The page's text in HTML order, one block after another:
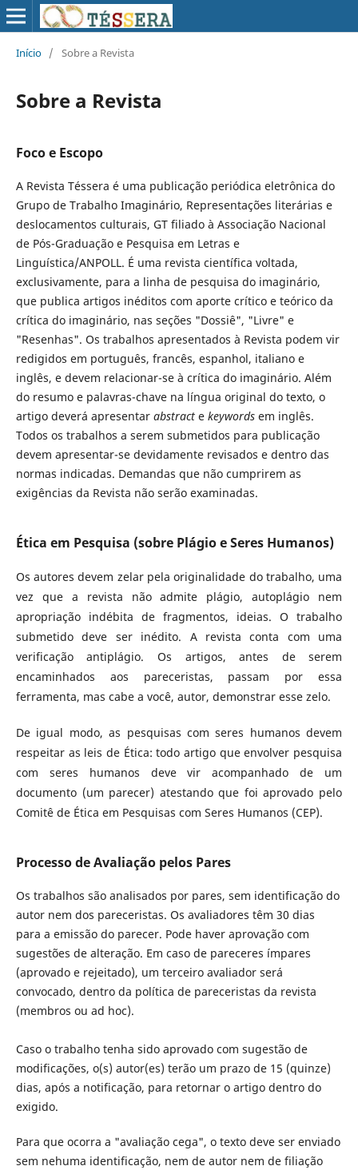
Início / Sobre a Revista
Sobre a Revista
Foco e Escopo
A Revista Téssera é uma publicação periódica eletrônica do
Grupo de Trabalho Imaginário, Representações literárias e
deslocamentos culturais, GT filiado à Associação Nacional
de Pós-Graduação e Pesquisa em Letras e
Linguística/ANPOLL. É uma revista científica voltada,
exclusivamente, para a linha de pesquisa do imaginário,
que publica artigos inéditos com aporte crítico e teórico da
crítica do imaginário, nas seções "Dossiê", "Livre" e
"Resenhas". Os trabalhos apresentados à Revista podem vir
redigidos em português, francês, espanhol, italiano e
inglês, e devem relacionar-se à crítica do imaginário. Além
do resumo e palavras-chave na língua original do texto, o
artigo deverá apresentar abstracte keywordsem inglês.
Todos os trabalhos a serem submetidos para publicação
devem apresentar-se devidamente revisados e dentro das
normas indicadas. Demandas que não cumprirem as
exigências da Revista não serão examinadas.
Ética em Pesquisa (sobre Plágio e Seres Humanos)
Os autores devem zelar pela originalidade do trabalho, uma
vez que a revista não admite plágio, autoplágio nem
apropriação indébita de fragmentos, ideias. O trabalho
submetido deve ser inédito. A revista conta com uma
verificação antiplágio. Os artigos, antes de serem
encaminhados aos pareceristas, passam por essa
ferramenta, mas cabe a você, autor, demonstrar esse zelo.
De igual modo, as pesquisas com seres humanos devem
respeitar as leis de Ética: todo artigo que envolver pesquisa
com seres humanos deve vir acompanhado de um
documento (um parecer) atestando que foi aprovado pelo
Comitê de Ética em Pesquisas com Seres Humanos (CEP).
Processo de Avaliação pelos Pares
Os trabalhos são analisados por pares, sem identificação do
autor nem dos pareceristas. Os avaliadores têm 30 dias
para a emissão do parecer. Pode haver aprovação com
sugestões de alteração. Em caso de pareceres ímpares
(aprovado e rejeitado), um terceiro avaliador será
convocado, dentro da política de pareceristas da revista
(membros ou ad hoc).
Caso o trabalho tenha sido aprovado com sugestão de
modificações, o(s) autor(es) terão um prazo de 15 (quinze)
dias, após a notificação, para retornar o artigo dentro do
exigido.
Para que ocorra a "avaliação cega", o texto deve ser enviado
sem nehuma identificação, nem de autor nem de filiação